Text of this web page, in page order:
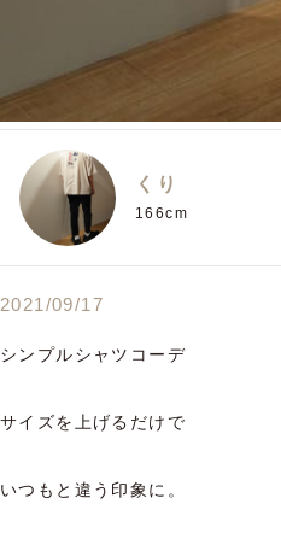
くり
166cm
2021/09/17
シンプルシャツコーデ
サイズを上げるだけで
いつもと違う印象に。